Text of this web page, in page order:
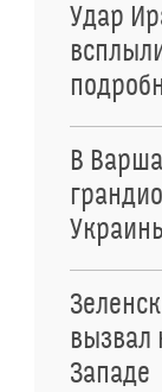
Удар
В
вызвал
Западе